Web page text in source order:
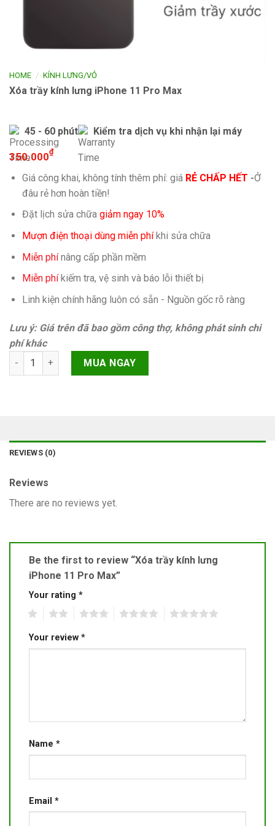
HOME / KÍNH LƯNG/VỎ
Xóa trầy kính lưng iPhone 11 Pro Max
45 - 60 phút Kiểm tra dịch vụ khi nhận lại máy
350.000₫
Giá công khai, không tính thêm phí: giá RẺ CHẤP HẾT -Ở
đâu rẻ hơn hoàn tiền!
Đặt lịch sửa chữa giảm ngay 10%
Mượn điện thoại dùng miễn phíkhi sửa chữa
Miễn phínâng cấp phần mềm
Miễn phíkiếm tra, vệ sinh và báo lỗi thiết bị
Linh kiện chính hãng luôn có sẵn - Nguồn gốc rõ ràng
Lưu ý: Giá trên đã bao gồm công thợ, không phát sinh chi
phí khác
Xóa trầy kính lưng iPhone 11 Pro Max quantity
MUA NGAY
REVIEWS (0)
Reviews
There are no reviews yet.
Be the first to review “Xóa trầy kính lưng
iPhone 11 Pro Max”
Your rating *
Your review *
Name *
Email *